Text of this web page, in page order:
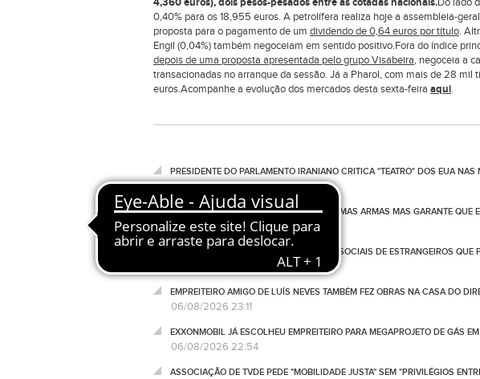
0,40% para os 18,955 euros. A petrolífera realiza hoje a assembleia-
proposta para o pagamento de um dividendo de 0,64 euros por título.
Engil (0,04%) também negoceiam em sentido positivo.Fora do índice
depois de uma proposta apresentada pelo grupo Visabeira, negoceia a
transacionadas no arranque da sessão. Já a Pharol, com mais de 28 mil
euros.Acompanhe a evolução dos mercados desta sexta-feira aqui.
PRESIDENTE DO PARLAMENTO IRANIANO CRITICA "TEATRO" DOS EUA NAS
06/08/2026 23:56
TRUMP RECONHECE ESCASSEZ DE ALGUMAS ARMAS MAS GARANTE QUE
06/08/2026 23:45
EUA AUMENTAM CONTROLO DAS REDES SOCIAIS DE ESTRANGEIROS QUE
EMPREITEIRO AMIGO DE LUÍS NEVES TAMBÉM FEZ OBRAS NA CASA DO
06/08/2026 23:11
EXXONMOBIL JÁ ESCOLHEU EMPREITEIRO PARA MEGAPROJETO DE GÁS
06/08/2026 22:54
ASSOCIAÇÃO DE TVDE PEDE "MOBILIDADE JUSTA" SEM "PRIVILÉGIOS